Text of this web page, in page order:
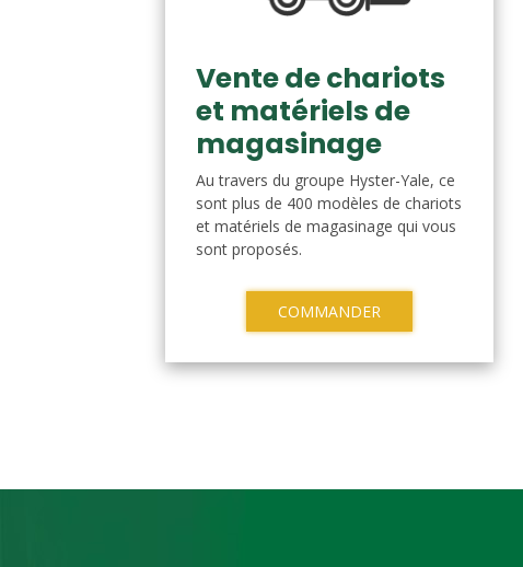
Vente de chariots
et matériels de
magasinage
Au travers du groupe Hyster-Yale, ce
sont plus de 400 modèles de chariots
et matériels de magasinage qui vous
sont proposés.
COMMANDER